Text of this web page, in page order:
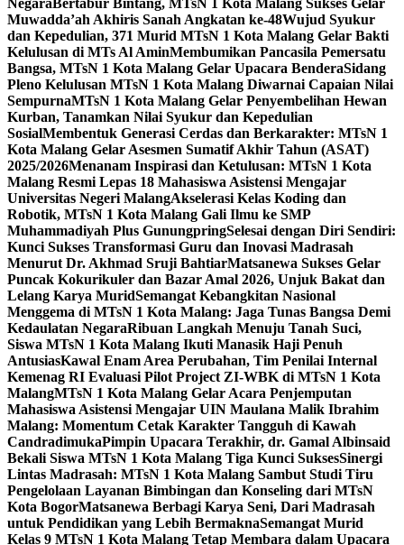
Negara Bertabur Bintang, MTsN 1 Kota Malang Sukses Gelar
Muwadda’ah Akhiris Sanah Angkatan ke-48Wujud Syukur
dan Kepedulian, 371 Murid MTsN 1 Kota Malang Gelar Bakti
Kelulusan di MTs Al AminMembumikan Pancasila Pemersatu
Bangsa, MTsN 1 Kota Malang Gelar Upacara BenderaSidang
Pleno Kelulusan MTsN 1 Kota Malang Diwarnai Capaian Nilai
SempurnaMTsN 1 Kota Malang Gelar Penyembelihan Hewan
Kurban, Tanamkan Nilai Syukur dan Kepedulian
SosialMembentuk Generasi Cerdas dan Berkarakter: MTsN 1
Kota Malang Gelar Asesmen Sumatif Akhir Tahun (ASAT)
2025/2026Menanam Inspirasi dan Ketulusan: MTsN 1 Kota
Malang Resmi Lepas 18 Mahasiswa Asistensi Mengajar
Universitas Negeri MalangAkselerasi Kelas Koding dan
Robotik, MTsN 1 Kota Malang Gali Ilmu ke SMP
Muhammadiyah Plus GunungpringSelesai dengan Diri Sendiri:
Kunci Sukses Transformasi Guru dan Inovasi Madrasah
Menurut Dr. Akhmad Sruji BahtiarMatsanewa Sukses Gelar
Puncak Kokurikuler dan Bazar Amal 2026, Unjuk Bakat dan
Lelang Karya MuridSemangat Kebangkitan Nasional
Menggema di MTsN 1 Kota Malang: Jaga Tunas Bangsa Demi
Kedaulatan NegaraRibuan Langkah Menuju Tanah Suci,
Siswa MTsN 1 Kota Malang Ikuti Manasik Haji Penuh
AntusiasKawal Enam Area Perubahan, Tim Penilai Internal
Kemenag RI Evaluasi Pilot Project ZI-WBK di MTsN 1 Kota
MalangMTsN 1 Kota Malang Gelar Acara Penjemputan
Mahasiswa Asistensi Mengajar UIN Maulana Malik Ibrahim
Malang: Momentum Cetak Karakter Tangguh di Kawah
CandradimukaPimpin Upacara Terakhir, dr. Gamal Albinsaid
Bekali Siswa MTsN 1 Kota Malang Tiga Kunci SuksesSinergi
Lintas Madrasah: MTsN 1 Kota Malang Sambut Studi Tiru
Pengelolaan Layanan Bimbingan dan Konseling dari MTsN
Kota BogorMatsanewa Berbagi Karya Seni, Dari Madrasah
untuk Pendidikan yang Lebih BermaknaSemangat Murid
Kelas 9 MTsN 1 Kota Malang Tetap Membara dalam Upacara